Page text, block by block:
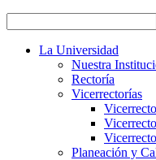
La Universidad
Nuestra
Rectoría
Vicerrectorías
Planeación y